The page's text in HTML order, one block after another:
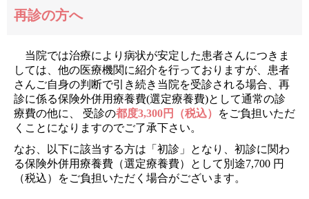
再診の方へ
当院では治療により病状が安定した患者さんにつきま
しては、他の医療機関に紹介を行っておりますが、患者
さんご自身の判断で引き続き当院を受診される場合、再
診に係る保険外併用療養費(選定療養費)として通常の診
療費の他に、 受診の都度3,300円（税込）
をご負担いただ
くことになりますのでご了承下さい。
なお、以下に該当する方は「初診」となり、初診に関わ
る保険外併用療養費（選定療養費）として別途7,700 円
（税込）をご負担いただく場合がございます。